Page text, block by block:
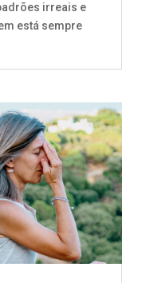
irreais e
está sempre